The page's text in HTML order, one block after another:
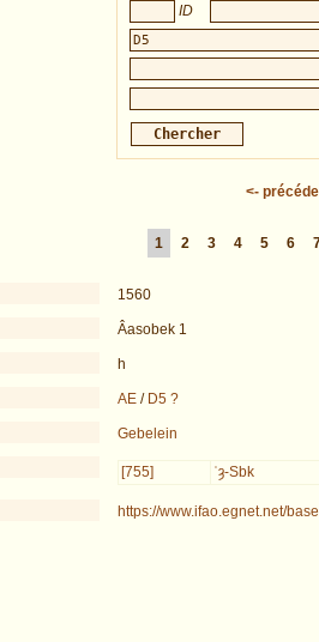
ID
<-
1
2 3 4 5 6
1560
Âasobek 1
h
AE/ D5 ?
Gebelein
[755] ʿȝ-Sbk
https://www.ifao.egnet.net/